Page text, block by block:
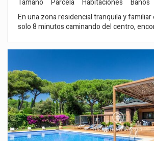
Tamaño
Parcela
Habitaciones
Baños
En una zona residencial tranquila y
solo 8 minutos caminando del centro,
Cocina abierta de 30 m² con salida directa
comedor exterior – 3 dormitorios – 1
hidromasaje – 1 baño completo Planta
polivalente (despacho, invitados, juegos…)
estar-comedor con chimenea – Zona
con ducha – Garaje para 4 coches En el exterior: –
y muy soleado – Espacio con posibilidad